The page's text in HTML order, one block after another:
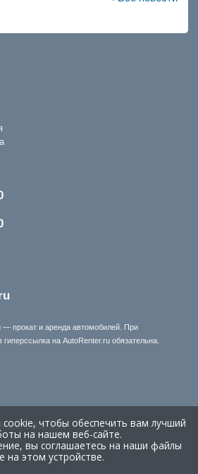
прокат и аренда автомобилей. При
на AutoRenter.ru обязательна.
8.032 сек.
чтобы обеспечить вам лучший
на нашем веб-сайте.
вы соглашаетесь на наши файлы
на этом устройстве.